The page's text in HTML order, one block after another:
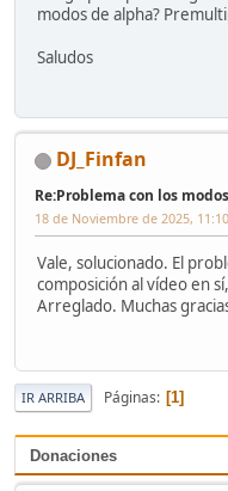
Donaciones
modos de alpha?
Saludos
DJ_Finfan
Re:Problema con los
18 de Noviembre de 2025,
Vale, solucionado. El
composición al vídeo en
Arreglado. Muchas
IR ARRIBA Páginas 1